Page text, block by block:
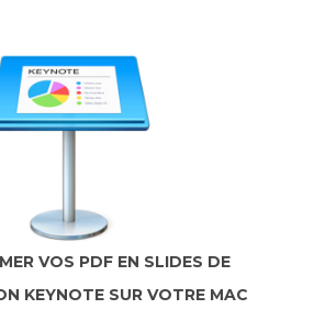
VOS PDF EN SLIDES DE
KEYNOTE SUR VOTRE MAC